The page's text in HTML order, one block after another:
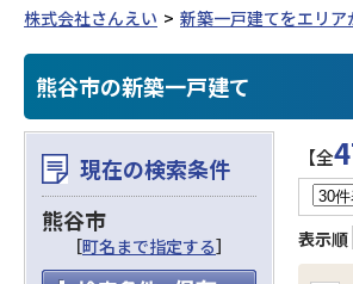
株式会社さんえい 新築一戸建てをエリア
熊谷市の新築一戸建て
【全
表示順
現在の検索条件
熊谷市
［町名まで指定する］